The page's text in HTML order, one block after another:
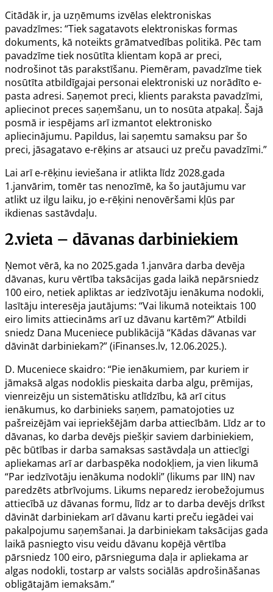
Citādāk ir, ja uzņēmums izvēlas elektroniskas
pavadzīmes: “Tiek sagatavots elektroniskas formas
dokuments, kā noteikts grāmatvedības politikā. Pēc tam
pavadzīme tiek nosūtīta klientam kopā ar preci,
nodrošinot tās parakstīšanu. Piemēram, pavadzīme tiek
nosūtīta atbildīgajai personai elektroniski uz norādīto e-
pasta adresi. Saņemot preci, klients paraksta pavadzīmi,
apliecinot preces saņemšanu, un to nosūta atpakaļ. Šajā
posmā ir iespējams arī izmantot elektronisko
apliecinājumu. Papildus, lai saņemtu samaksu par šo
preci, jāsagatavo e-rēķins ar atsauci uz preču pavadzīmi.”
Lai arī e-rēķinu ieviešana ir atlikta līdz 2028.gada
1.janvārim, tomēr tas nenozīmē, ka šo jautājumu var
atlikt uz ilgu laiku, jo e-rēķini nenovēršami kļūs par
ikdienas sastāvdaļu.
2.vieta – dāvanas darbiniekiem
Ņemot vērā, ka no 2025.gada 1.janvāra darba devēja
dāvanas, kuru vērtība taksācijas gada laikā nepārsniedz
100 eiro, netiek apliktas ar iedzīvotāju ienākuma nodokli,
lasītāju interesēja jautājums: “Vai likumā noteiktais 100
eiro limits attiecināms arī uz dāvanu kartēm?” Atbildi
sniedz Dana Muceniece publikācijā “Kādas dāvanas var
dāvināt darbiniekam?” (iFinanses.lv, 12.06.2025.).
D. Muceniece skaidro: “Pie ienākumiem, par kuriem ir
jāmaksā algas nodoklis pieskaita darba algu, prēmijas,
vienreizēju un sistemātisku atlīdzību, kā arī citus
ienākumus, ko darbinieks saņem, pamatojoties uz
pašreizējām vai iepriekšējām darba attiecībām. Līdz ar to
dāvanas, ko darba devējs piešķir saviem darbiniekiem,
pēc būtības ir darba samaksas sastāvdaļa un attiecīgi
apliekamas arī ar darbaspēka nodokļiem, ja vien likumā
“Par iedzīvotāju ienākuma nodokli” (likums par IIN) nav
paredzēts atbrīvojums. Likums neparedz ierobežojumus
attiecībā uz dāvanas formu, līdz ar to darba devējs drīkst
dāvināt darbiniekam arī dāvanu karti preču iegādei vai
pakalpojumu saņemšanai. Ja darbiniekam taksācijas gada
laikā pasniegto visu veidu dāvanu kopējā vērtība
pārsniedz 100 eiro, pārsnieguma daļa ir apliekama ar
algas nodokli, tostarp ar valsts sociālās apdrošināšanas
obligātajām iemaksām.”